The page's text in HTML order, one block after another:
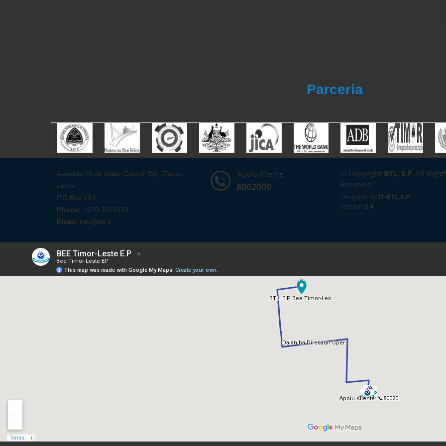
Parceria
Avenida 20 de Maio, Caicoli, Dili, Timor-
Leste
P.O.Box 194.
Phone: +670 3311539
Email: info@btl.tl
Apoiu Kliente
8002000
© Copyright BTL, E.P. All
Reserved
Designed by IT-BTL,E.P
Version 2.4